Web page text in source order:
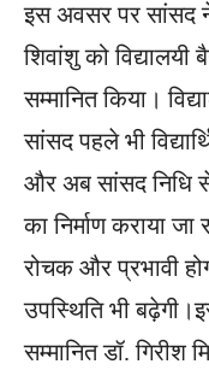
इस अवसर पर सांसद
शिवांशु को
सम्मानित किया।
सांसद पहले भी
और अब सांसद निधि
का निर्माण कराया
रोचक और प्रभावी
उपस्थिति भी
सम्मानित डॉ. गिरीश